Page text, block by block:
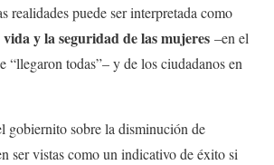
realidades puede ser interpretada como
y la seguridad de las mujeres –en el
“llegaron todas”– y de los ciudadanos en
gobiernito sobre la disminución de
ser vistas como un indicativo de éxito si